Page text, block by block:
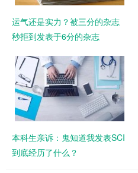
运气还是实力？被三分的杂志
秒拒到发表于6分的杂志
本科生亲诉：鬼知道我发表SCI
到底经历了什么？